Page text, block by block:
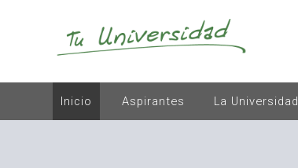
Inicio Aspirantes La Universidad